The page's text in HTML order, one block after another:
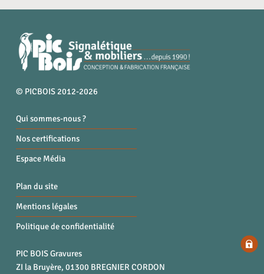
© PICBOIS 2012-2026
Qui sommes-nous ?
Nos certifications
Espace Média
Plan du site
Mentions légales
Politique de confidentialité
PIC BOIS Gravures
ZI la Bruyère, 01300 BREGNIER CORDON